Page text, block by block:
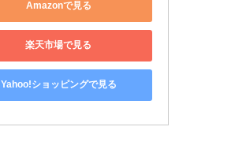
Amazonで見る
楽天市場で見る
Yahoo!ショッピングで見る